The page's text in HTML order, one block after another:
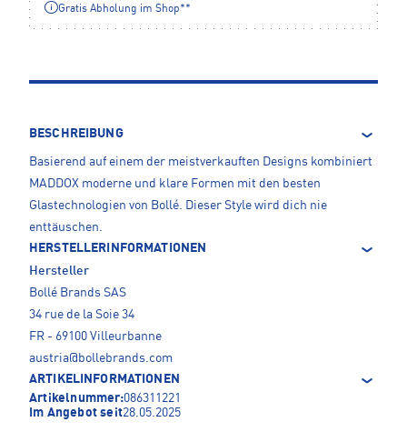
Gratis Abholung im Shop**
BESCHREIBUNG
Basierend auf einem der meistverkauften Designs kombiniert
MADDOX moderne und klare Formen mit den besten
Glastechnologien von Bollé. Dieser Style wird dich nie
enttäuschen.
HERSTELLERINFORMATIONEN
Hersteller
Bollé Brands SAS
34 rue de la Soie 34
FR - 69100 Villeurbanne
austria@bollebrands.com
ARTIKELINFORMATIONEN
Artikelnummer:086311221
Im Angebot seit28.05.2025